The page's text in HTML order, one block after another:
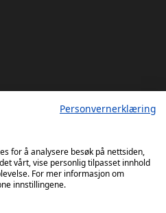
Personvernerklæring
for å analysere besøk på nettsiden,
vårt, vise personlig tilpasset innhold
For mer informasjon om
innstillingene.